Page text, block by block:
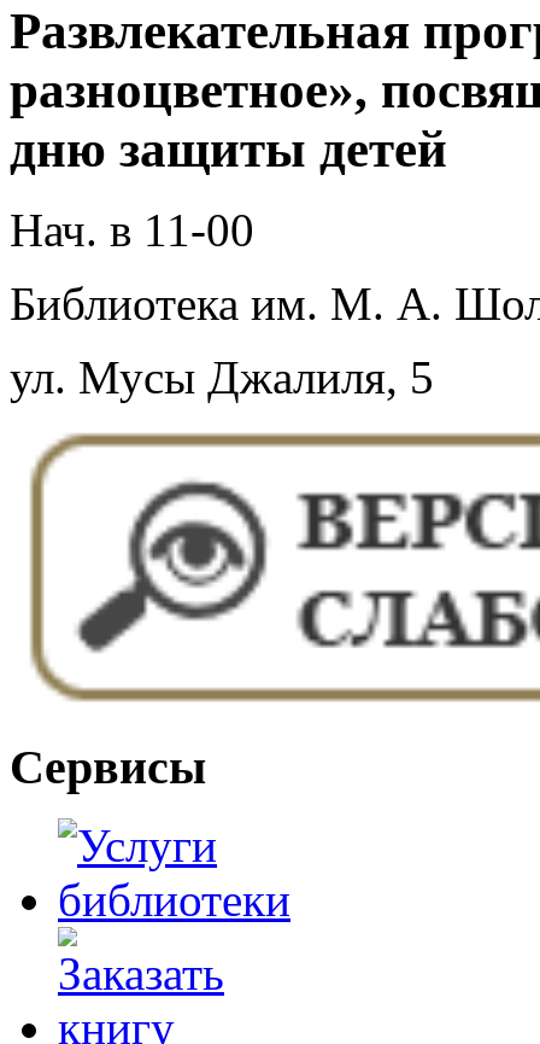
Развлекательная
разноцветное»,
дню защиты детей
Нач. в 11-00
Библиотека им. М. А.
ул. Мусы Джалиля, 5
Сервисы